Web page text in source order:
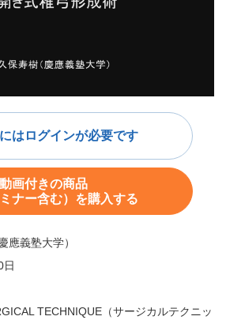
應義塾大学）
日
TECHNIQUE（サージカルテクニッ
はログインが必要です
画付きの商品
ミナー含む）を購入する